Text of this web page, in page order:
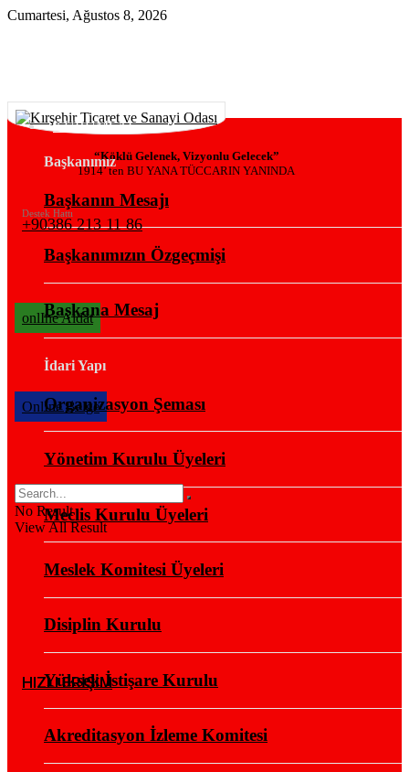
Cumartesi, Ağustos 8, 2026
“Köklü Gelenek, Vizyonlu Gelecek”
1914’ ten BU YANA TÜCCARIN YANINDA
Destek Hattı
+90386 213 11 86
onlIne Aidat
OnlIne Belge
No Result
View All Result
HIZLI ERİŞİM
KURUMSAL
Başkanımız
Başkanın Mesajı
Başkanımızın Özgeçmişi
Başkana Mesaj
İdari Yapı
Organizasyon Şeması
Yönetim Kurulu Üyeleri
Meclis Kurulu Üyeleri
Meslek Komitesi Üyeleri
Disiplin Kurulu
Yüksek İstişare Kurulu
Akreditasyon İzleme Komitesi